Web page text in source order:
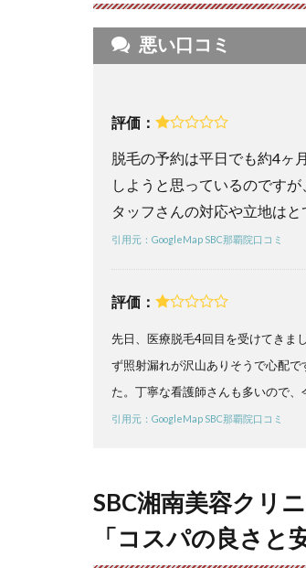
安心
感が
凄
い」
【SBC
美容
クリ
ニッ
ク那
覇院
コミ
まと
め】
圧倒
スパ
で期
気に
る
5
悪い口コミ
評価：
脱毛の予約は平日でも約4ヶ
しようと思っているのです
タッフさんの対応や立地は
引用元：GoogleMap SBC那覇院口コミ
評価：
先日、医療脱毛4回目を受けてきま
ず照射漏れが沢山ありそうで心配
た。丁寧な看護師さんも多いので、
引用元：GoogleMap SBC那覇院口コミ
SBC湘南美容クリ
「コスパの良さと